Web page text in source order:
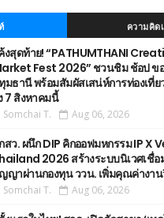
ความคิด
งสุดท้าย! “PATHUMTHANI
Fest 2026” ชวนชิม ช้อป ขอ
มธานี พร้อมสัมผัสเสน่ห์การท่องเที่ย
7 สิงหาคมนี้
Somchai T. Aug 06, 2026
สว. ผนึก DIP คิกออฟมหกรรม IP X
2026 สร้างระบบนิเวศเชื่
ญาผ่านกองทุน ววน. เพิ่มคุณค่างาน
Somchai T. Aug 06, 2026